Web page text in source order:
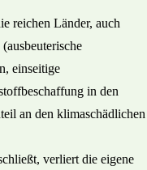
reichen Länder, auch
einseitige
in den
an den klimaschädlichen
verliert die eigene